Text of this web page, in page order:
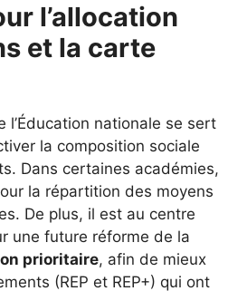
l’allocation
et la carte
l’Éducation nationale se sert
la composition sociale
Dans certaines académies,
la répartition des moyens
De plus, il est au centre
une future réforme de la
prioritaire, afin de mieux
(REP et REP+) qui ont